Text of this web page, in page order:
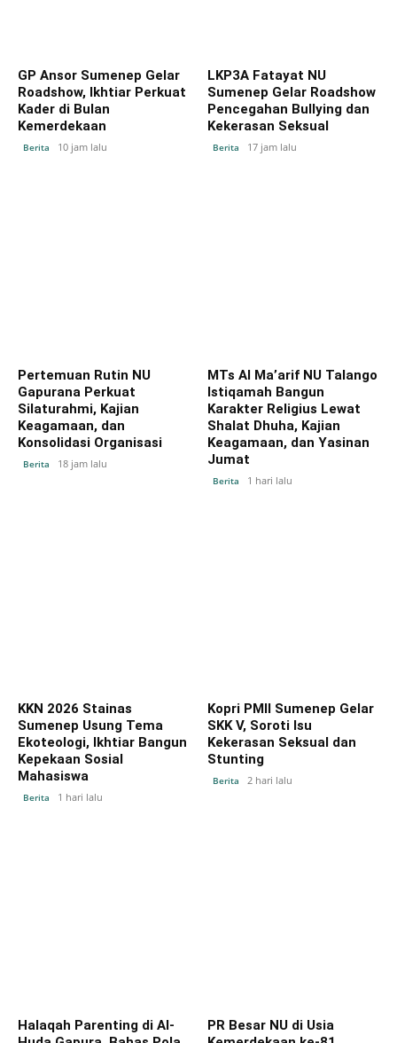
GP Ansor Sumenep Gelar
Roadshow, Ikhtiar Perkuat
Kader di Bulan
Kemerdekaan
Berita 10 jam lalu
LKP3A Fatayat NU
Sumenep Gelar Roadshow
Pencegahan Bullying dan
Kekerasan Seksual
Berita 17 jam lalu
Pertemuan Rutin NU
Gapurana Perkuat
Silaturahmi, Kajian
Keagamaan, dan
Konsolidasi Organisasi
Berita 18 jam lalu
MTs Al Ma’arif NU Talango
Istiqamah Bangun
Karakter Religius Lewat
Shalat Dhuha, Kajian
Keagamaan, dan Yasinan
Jumat
Berita 1 hari lalu
KKN 2026 Stainas
Sumenep Usung Tema
Ekoteologi, Ikhtiar Bangun
Kepekaan Sosial
Mahasiswa
Berita 1 hari lalu
Kopri PMII Sumenep Gelar
SKK V, Soroti Isu
Kekerasan Seksual dan
Stunting
Berita 2 hari lalu
Halaqah Parenting di Al-
PR Besar NU di Usia